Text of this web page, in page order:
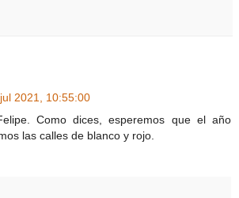
2021, 10:55:00
Como dices, esperemos que el año
las calles de blanco y rojo.